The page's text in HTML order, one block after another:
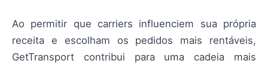
Ao permitir que carriers influenciem sua própria
receita e escolham os pedidos mais rentáveis,
GetTransport contribui para uma cadeia mais